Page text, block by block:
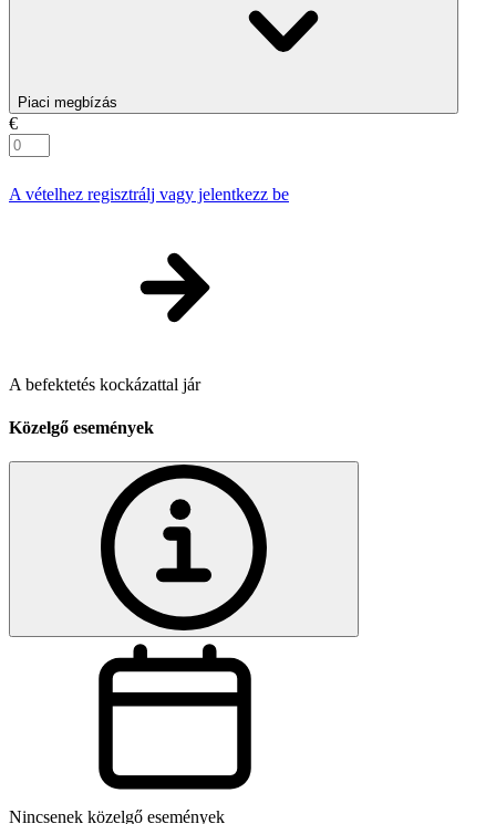
Piaci megbízás
€
A vételhez regisztrálj vagy jelentkezz be
A befektetés kockázattal jár
Közelgő események
Nincsenek közelgő események